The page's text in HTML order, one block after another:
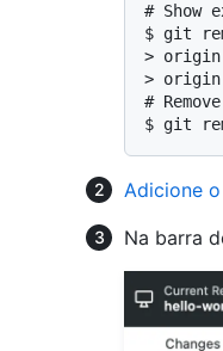
# Show
$ git
>
>
#
$ git
Adicione
Na barra